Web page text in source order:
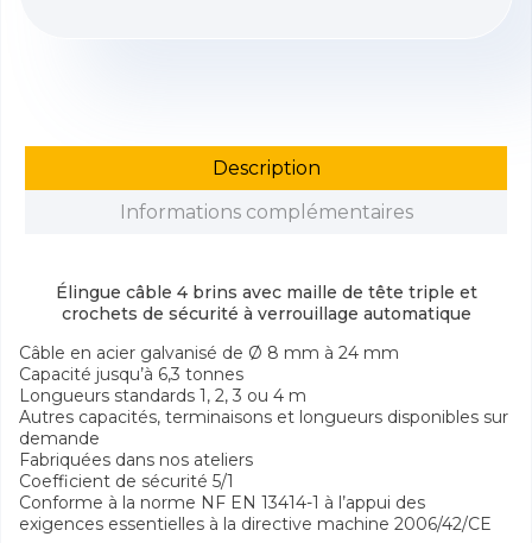
Description
Informations complémentaires
Élingue câble 4 brins avec maille de tête triple et
crochets de sécurité à verrouillage automatique
Câble en acier galvanisé de Ø 8 mm à 24 mm
Capacité jusqu’à 6,3 tonnes
Longueurs standards 1, 2, 3 ou 4 m
Autres capacités, terminaisons et longueurs disponibles sur
demande
Fabriquées dans nos ateliers
Coefficient de sécurité 5/1
Conforme à la norme NF EN 13414-1 à l’appui des
exigences essentielles à la directive machine 2006/42/CE